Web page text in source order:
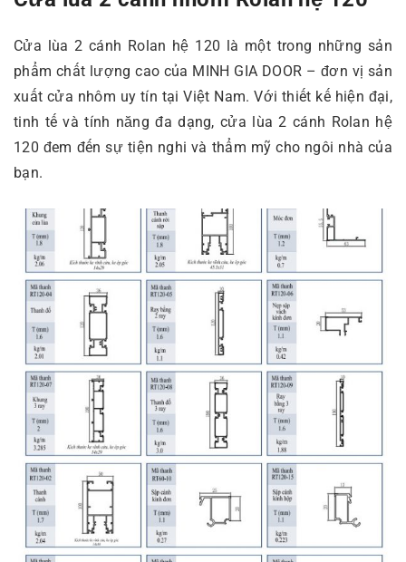
Cửa lùa 2 cánh Rolan hệ 120 là một trong những sản
phẩm chất lượng cao của MINH GIA DOOR – đơn vị sản
xuất cửa nhôm uy tín tại Việt Nam. Với thiết kế hiện đại,
tinh tế và tính năng đa dạng, cửa lùa 2 cánh Rolan hệ
120 đem đến sự tiện nghi và thẩm mỹ cho ngôi nhà của
bạn.